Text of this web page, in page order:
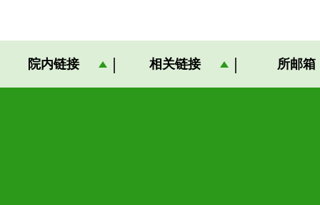
院内链接 相关链接 所邮箱